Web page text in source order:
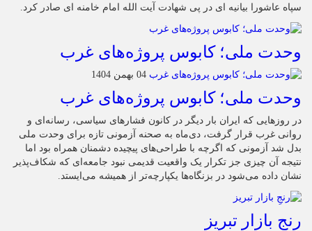
سپاه عاشورا بیانیه ای در پی شهادت آیت الله امام خامنه ای صادر کرد.
وحدت ملی؛ کابوس پروژه‌های غرب
04 بهمن 1404
وحدت ملی؛ کابوس پروژه‌های غرب
در روزهایی که ایران بار دیگر در کانون فشارهای سیاسی، رسانه‌ای و
روانی غرب قرار گرفت، دی‌ماه به صحنه آزمونی تازه برای وحدت ملی
بدل شد آزمونی که اگرچه با طراحی‌های پیچیده دشمنان همراه بود اما
نتیجه آن چیزی جز تکرار یک واقعیت قدیمی نبود جامعه‌ای که شکاف‌پذیر
نشان داده می‌شود در بزنگاه‌ها یکپارچه‌تر از همیشه می‌ایستد.
رنجِ بازار تبریز